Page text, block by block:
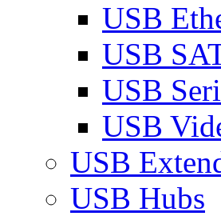
USB
USB
USB
USB
USB
USB Hubs